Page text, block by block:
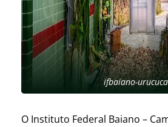
ifbaiano-urucuca
O Instituto Federal Baiano –